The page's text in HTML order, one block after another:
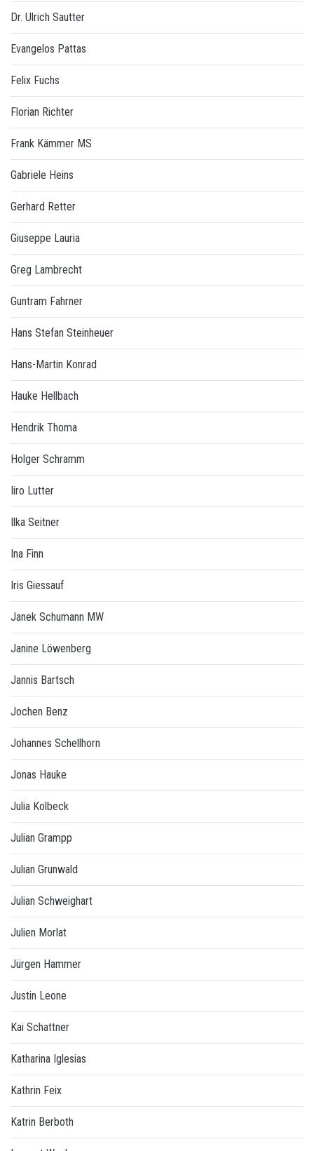
Dr. Ulrich Sautter
Evangelos Pattas
Felix Fuchs
Florian Richter
Frank Kämmer MS
Gabriele Heins
Gerhard Retter
Giuseppe Lauria
Greg Lambrecht
Guntram Fahrner
Hans Stefan Steinheuer
Hans-Martin Konrad
Hauke Hellbach
Hendrik Thoma
Holger Schramm
Iiro Lutter
Ilka Seitner
Ina Finn
Iris Giessauf
Janek Schumann MW
Janine Löwenberg
Jannis Bartsch
Jochen Benz
Johannes Schellhorn
Jonas Hauke
Julia Kolbeck
Julian Grampp
Julian Grunwald
Julian Schweighart
Julien Morlat
Jürgen Hammer
Justin Leone
Kai Schattner
Katharina Iglesias
Kathrin Feix
Katrin Berboth